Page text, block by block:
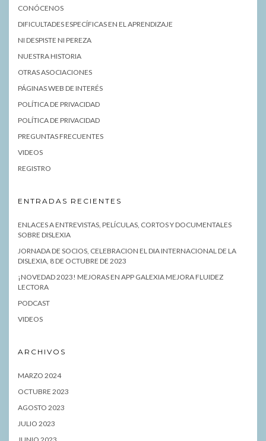
CONÓCENOS
DIFICULTADES ESPECÍFICAS EN EL APRENDIZAJE
NI DESPISTE NI PEREZA
NUESTRA HISTORIA
OTRAS ASOCIACIONES
PÁGINAS WEB DE INTERÉS
POLÍTICA DE PRIVACIDAD
POLÍTICA DE PRIVACIDAD
PREGUNTAS FRECUENTES
VIDEOS
REGISTRO
ENTRADAS RECIENTES
ENLACES A ENTREVISTAS, PELÍCULAS, CORTOS Y DOCUMENTALES
SOBRE DISLEXIA
JORNADA DE SOCIOS, CELEBRACION EL DIA INTERNACIONAL DE LA
DISLEXIA, 8 DE OCTUBRE DE 2023
¡NOVEDAD 2023! MEJORAS EN APP GALEXIA MEJORA FLUIDEZ
LECTORA
PODCAST
VIDEOS
ARCHIVOS
MARZO 2024
OCTUBRE 2023
AGOSTO 2023
JULIO 2023